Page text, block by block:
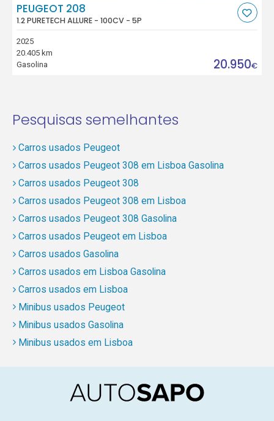
PEUGEOT 208
1.2 PURETECH ALLURE - 100CV - 5P
2025
20.405 km
Gasolina
20.950€
Pesquisas semelhantes
Carros usados Peugeot
Carros usados Peugeot 308 em Lisboa Gasolina
Carros usados Peugeot 308
Carros usados Peugeot 308 em Lisboa
Carros usados Peugeot 308 Gasolina
Carros usados Peugeot em Lisboa
Carros usados Gasolina
Carros usados em Lisboa Gasolina
Carros usados em Lisboa
Minibus usados Peugeot
Minibus usados Gasolina
Minibus usados em Lisboa